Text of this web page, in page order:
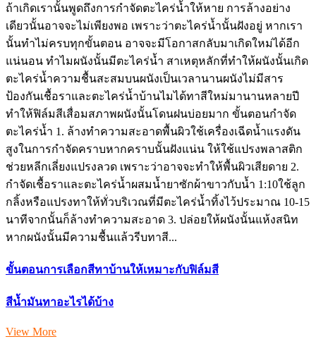
ถ้าเกิดเรานั้นพูดถึงการกำจัดตะไคร่น้ำให้หาย การล้างอย่าง
เดียวนั้นอาจจะไม่เพียงพอ เพราะว่าตะไคร่น้ำนั้นฝังอยู่ หากเรา
นั้นทำไม่ครบทุกขั้นตอน อาจจะมีโอกาสกลับมาเกิดใหม่ได้อีก
แน่นอน ทำไมผนังนั้นมีตะไคร่น้ำ สาเหตุหลักที่ทำให้ผนังนั้นเกิด
ตะไคร่น้ำความชื้นสะสมบนผนังเป็นเวลานานผนังไม่มีสาร
ป้องกันเชื้อราและตะไคร่น้ำบ้านไมได้ทาสีใหม่มานานหลายปี
ทำให้ฟิล์มสีเสื่อมสภาพผนังนั้นโดนฝนบ่อยมาก ขั้นตอนกำจัด
ตะไคร่น้ำ 1. ล้างทำความสะอาดพื้นผิวใช้เครื่องเฉีดน้ำแรงดัน
สูงในการกำจัดคราบหากคราบนั้นฝังแน่น ให้ใช้แปรงพลาสติก
ช่วยหลีกเลี่ยงแปรงลวด เพราะว่าอาจจะทำให้พื้นผิวเสียดาย 2.
กำจัดเชื้อราและตะไคร่น้ำผสมน้ำยาซักผ้าขาวกับน้ำ 1:10ใช้ลูก
กลิ้งหรือแปรงทาให้ทั่วบริเวณที่มีตะไคร่น้ำทิ้งไว้ประมาณ 10-15
นาทีจากนั้นก็ล้างทำความสะอาด 3. ปล่อยให้ผนังนั้นแห้งสนิท
หากผนังนั้นมีความชื้นแล้วรีบทาสี...
ขั้นตอนการเลือกสีทาบ้านให้เหมาะกับฟิล์มสี
สีน้ำมันทาอะไรได้บ้าง
View More